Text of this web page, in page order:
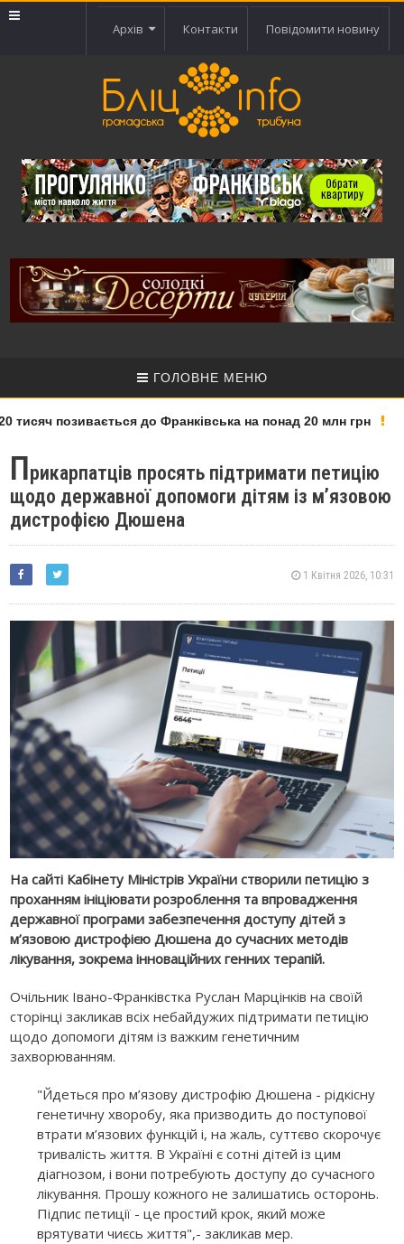
Архів Контакти Повідомити новину
ГОЛОВНЕ МЕНЮ
позивається до Франківська на понад 20 млн грн
Прикарпатців просять підтримати петицію
щодо державної допомоги дітям із м’язовою
дистрофією Дюшена
1 Квітня 2026, 10:31
На сайті Кабінету Міністрів України створили петицію з
проханням ініціювати розроблення та впровадження
державної програми забезпечення доступу дітей з
м’язовою дистрофією Дюшена до сучасних методів
лікування, зокрема інноваційних генних терапій.
Очільник Івано-Франківстка Руслан Марцінків на своїй
сторінці закликав всіх небайдужих підтримати петицію
щодо допомоги дітям із важким генетичним
захворюванням.
"Йдеться про м’язову дистрофію Дюшена - рідкісну
генетичну хворобу, яка призводить до поступової
втрати м’язових функцій і, на жаль, суттєво скорочує
тривалість життя. В Україні є сотні дітей із цим
діагнозом, і вони потребують доступу до сучасного
лікування. Прошу кожного не залишатись осторонь.
Підпис петиції - це простий крок, який може
врятувати чиєсь життя",- закликав мер.